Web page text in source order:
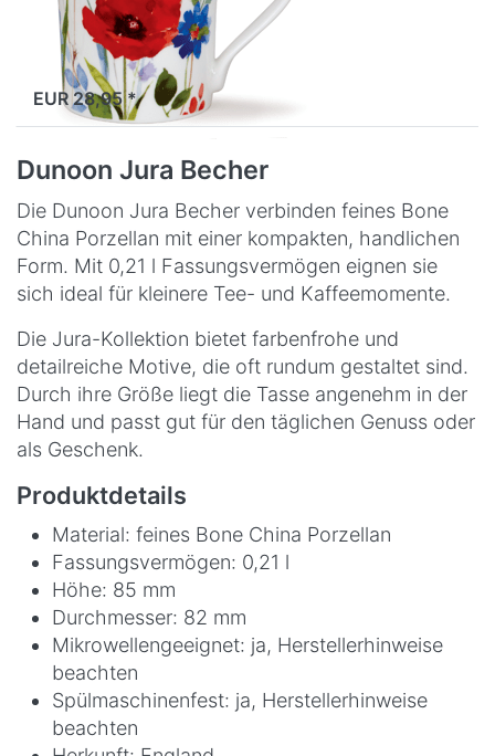
Harrison Ripley hat üppige
Aquarellfarben zu dieser
"Wild Garden"-Kollektion
gemischt, die Mohnblumen
inmitten von rotem, grünem
und blauem Laub zeigt.
Lagernd
EUR 28,95 *
Dunoon Jura Becher
Die Dunoon Jura Becher verbinden feines Bone
China Porzellan mit einer kompakten, handlichen
Form. Mit 0,21 l Fassungsvermögen eignen sie
sich ideal für kleinere Tee- und Kaffeemomente.
Die Jura-Kollektion bietet farbenfrohe und
detailreiche Motive, die oft rundum gestaltet sind.
Durch ihre Größe liegt die Tasse angenehm in der
Hand und passt gut für den täglichen Genuss oder
als Geschenk.
Produktdetails
Material: feines Bone China Porzellan
Fassungsvermögen: 0,21 l
Höhe: 85 mm
Durchmesser: 82 mm
Mikrowellengeeignet: ja, Herstellerhinweise
beachten
Spülmaschinenfest: ja, Herstellerhinweise
beachten